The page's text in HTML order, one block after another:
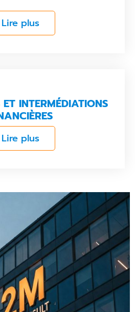
Lire plus
INTERMÉDIATIONS
Lire plus